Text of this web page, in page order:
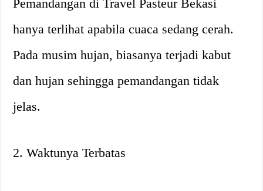
Pemandangan di Travel Pasteur Bekasi
hanya terlihat apabila cuaca sedang cerah.
Pada musim hujan, biasanya terjadi kabut
dan hujan sehingga pemandangan tidak
jelas.
2. Waktunya Terbatas